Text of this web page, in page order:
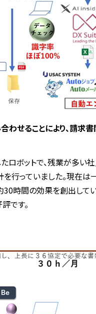
せることにより、請求
ロボットで、残業が多
行っていました。現在
間の効果を創出して
です。